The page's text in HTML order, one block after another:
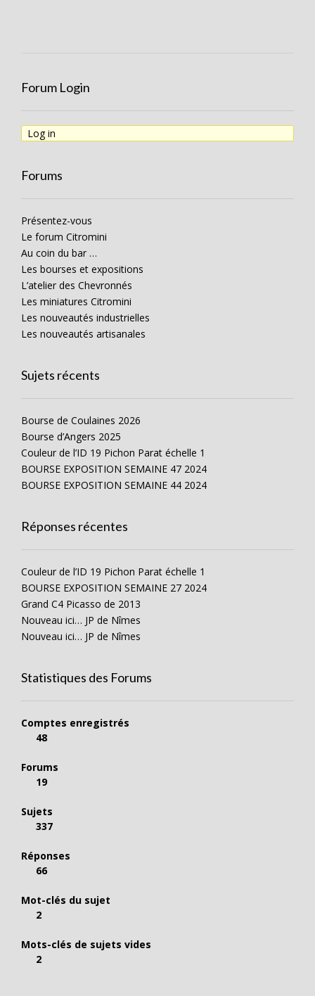
Forum Login
Log in
Forums
Présentez-vous
Le forum Citromini
Au coin du bar …
Les bourses et expositions
L’atelier des Chevronnés
Les miniatures Citromini
Les nouveautés industrielles
Les nouveautés artisanales
Sujets récents
Bourse de Coulaines 2026
Bourse d’Angers 2025
Couleur de l’ID 19 Pichon Parat échelle 1
BOURSE EXPOSITION SEMAINE 47 2024
BOURSE EXPOSITION SEMAINE 44 2024
Réponses récentes
Couleur de l’ID 19 Pichon Parat échelle 1
BOURSE EXPOSITION SEMAINE 27 2024
Grand C4 Picasso de 2013
Nouveau ici… JP de Nîmes
Nouveau ici… JP de Nîmes
Statistiques des Forums
Comptes enregistrés
48
Forums
19
Sujets
337
Réponses
66
Mot-clés du sujet
2
Mots-clés de sujets vides
2